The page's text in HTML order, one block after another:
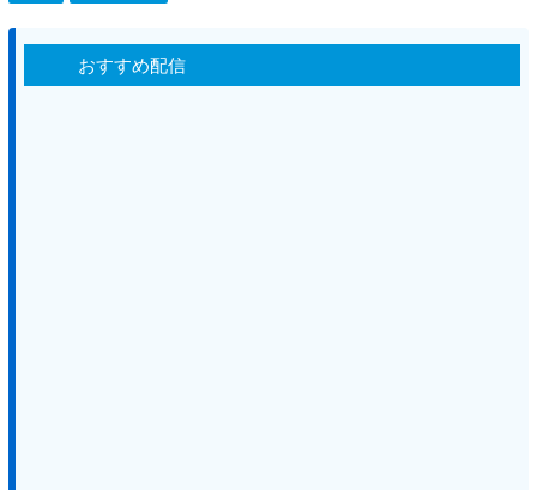
おすすめ配信